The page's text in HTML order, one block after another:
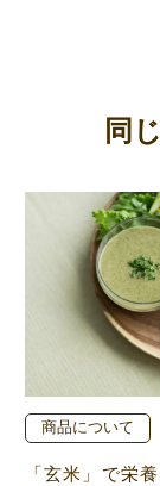
同
商品について
「玄米」で栄